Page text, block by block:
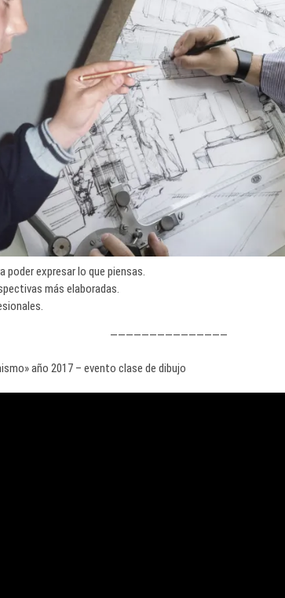
poder expresar lo que piensas.
más elaboradas.
———————————————
año 2017 – evento clase de dibujo